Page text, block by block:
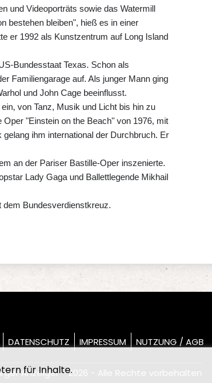
für Inhalte.
und Videoporträts sowie das Watermill
bestehen bleiben", hieß es in einer
er 1992 als Kunstzentrum auf Long Island
Bundesstaat Texas. Schon als
Familiengarage auf. Als junger Mann ging
und John Cage beeinflusst.
von Tanz, Musik und Licht bis hin zu
"Einstein on the Beach" von 1976, mit
ihm international der Durchbruch. Er
an der Pariser Bastille-Oper inszenierte.
Lady Gaga und Ballettlegende Mikhail
Bundesverdienstkreuz.
DATENSCHUTZ IMPRESSUM NUTZUNG / AGB
Anzeiger - 2026 - Alle Rechte vorbehalten